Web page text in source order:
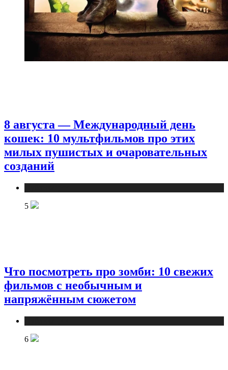
8 августа — Международный день
кошек: 10 мультфильмов про этих
милых пушистых и очаровательных
созданий
5
Что посмотреть про зомби: 10 свежих
фильмов с необычным и
напряжённым сюжетом
6